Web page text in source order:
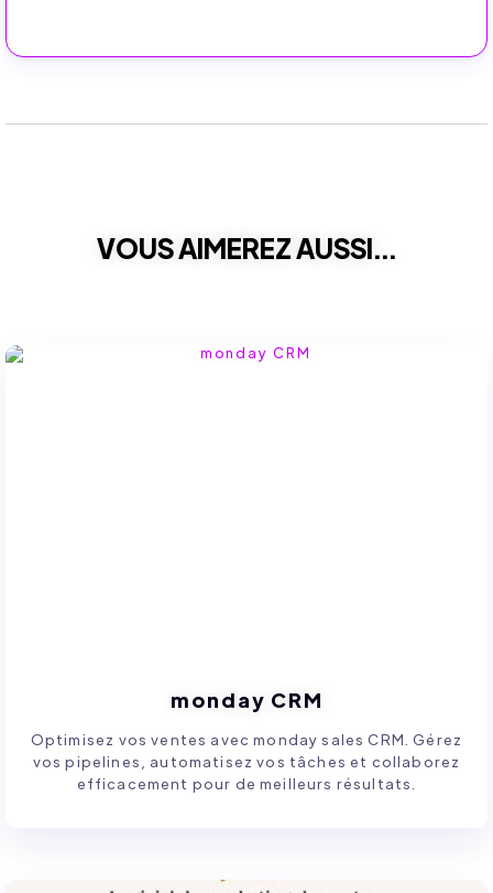
VOUS AIMEREZ AUSSI...
monday CRM
Optimisez vos ventes avec monday sales CRM. Gérez
vos pipelines, automatisez vos tâches et collaborez
efficacement pour de meilleurs résultats.